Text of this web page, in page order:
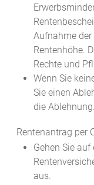
Aufnahme
Rentenhöhe.
Rechte und
Wenn Sie
Sie einen
die Ablehnung.
Rentenantrag per
Gehen Sie
aus.